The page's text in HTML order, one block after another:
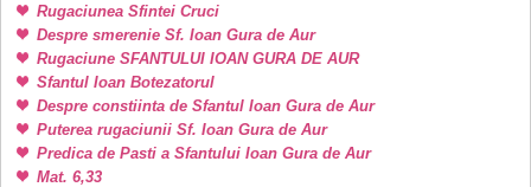
Rugaciunea Sfintei Cruci
Despre smerenie Sf. Ioan Gura de Aur
Rugaciune SFANTULUI IOAN GURA DE AUR
Sfantul Ioan Botezatorul
Despre constiinta de Sfantul Ioan Gura de Aur
Puterea rugaciunii Sf. Ioan Gura de Aur
Predica de Pasti a Sfantului Ioan Gura de Aur
Mat. 6,33